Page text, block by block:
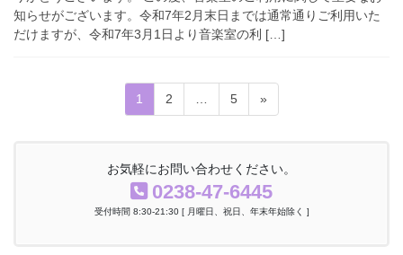
知らせがございます。令和7年2月末日までは通常通りご利用いた
だけますが、令和7年3月1日より音楽室の利 […]
固
定
ー
ジ
1
固
定
2
固
定
ジ
5 »
お気軽にお問い合わせください。
0238-47-6445
受付時間 8:30-21:30 [ 月曜日、祝日、年末年始除く ]